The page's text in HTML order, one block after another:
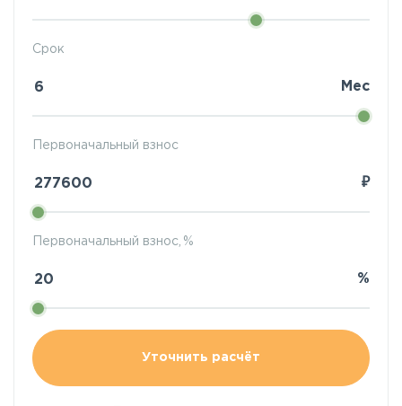
Первоначальный взнос
₽
Срок
Мес
Первоначальный взнос, %
%
Уточнить расчёт